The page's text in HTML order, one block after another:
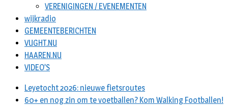
VERENIGINGEN / EVENEMENTEN
wijkradio
GEMEENTEBERICHTEN
VUGHT.NU
HAAREN.NU
VIDEO’S
Leyetocht 2026: nieuwe fietsroutes
60+ en nog zin om te voetballen? Kom Walking Footballen!